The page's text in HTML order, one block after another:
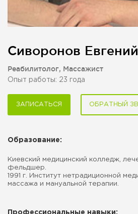
Сиворонов
Реабилитолог, Массажист
Опыт работы: 23 года
ЗАПИСАТЬСЯ ОБРАТНЫЙ
Образование:
Киевский медицинский колледж,
фельдшер.
1991 г. Институт нетрадиционной
массажа и мануальной терапии.
Профессиональные навыки: